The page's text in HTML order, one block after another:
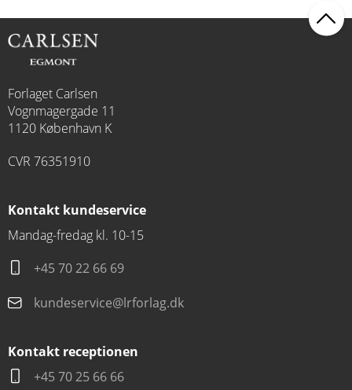
Forlaget Carlsen
Vognmagergade 11
1120 København K
CVR 76351910
Kontakt kundeservice
Mandag-fredag kl. 10-15
+45 70 22 66 69
kundeservice@lrforlag.dk
Kontakt receptionen
+45 70 25 66 66